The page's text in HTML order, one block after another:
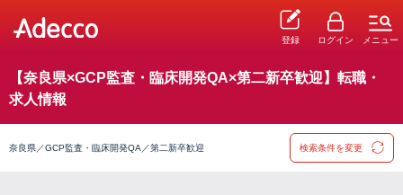
登録 ログイン メニュー
【奈良県×GCP監査・臨床開発QA×第二新卒歓迎】転職・
求人情報
奈良県／GCP監査・臨床開発QA／第二新卒歓迎 検索条件を変更